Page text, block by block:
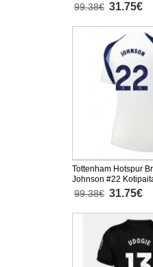
26 Lyhythihainen
99.38€ 31.75€
Tottenham Hotspur
Johnson #22
26 Lyhythihainen
99.38€ 31.75€